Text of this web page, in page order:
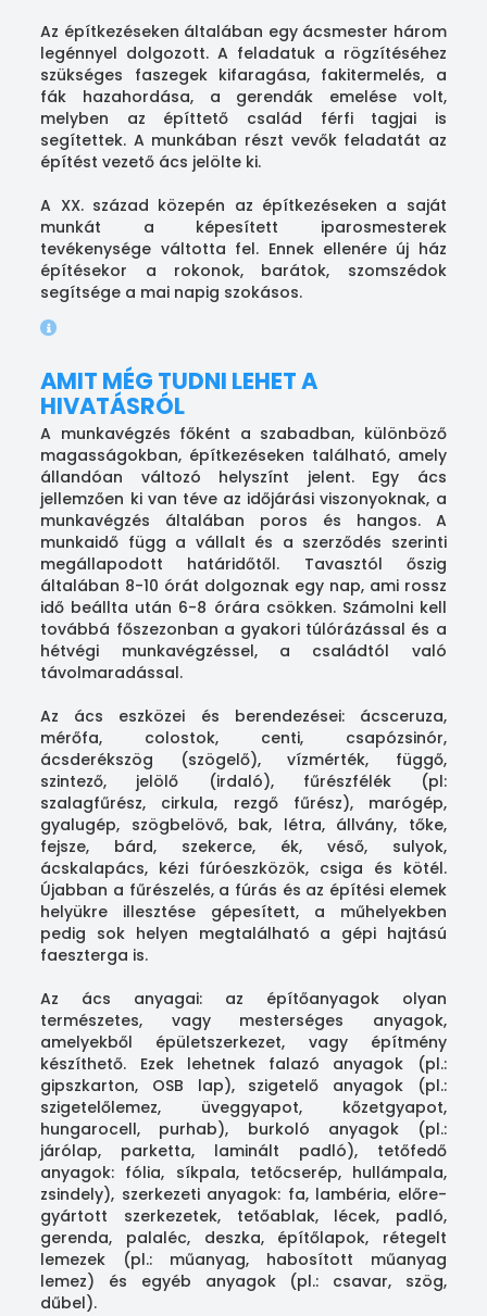
Az építkezéseken általában egy ácsmester három
legénnyel dolgozott. A feladatuk a rögzítéséhez
szükséges faszegek kifaragása, fakitermelés, a
fák hazahordása, a gerendák emelése volt,
melyben az építtető család férfi tagjai is
segítettek. A munkában részt vevők feladatát az
építést vezető ács jelölte ki.
A XX. század közepén az építkezéseken a saját
munkát a képesített iparosmesterek
tevékenysége váltotta fel. Ennek ellenére új ház
építésekor a rokonok, barátok, szomszédok
segítsége a mai napig szokásos.
AMIT MÉG TUDNI LEHET A
HIVATÁSRÓL
A munkavégzés főként a szabadban, különböző
magasságokban, építkezéseken található, amely
állandóan változó helyszínt jelent. Egy ács
jellemzően ki van téve az időjárási viszonyoknak, a
munkavégzés általában poros és hangos. A
munkaidő függ a vállalt és a szerződés szerinti
megállapodott határidőtől. Tavasztól őszig
általában 8-10 órát dolgoznak egy nap, ami rossz
idő beállta után 6-8 órára csökken. Számolni kell
továbbá főszezonban a gyakori túlórázással és a
hétvégi munkavégzéssel, a családtól való
távolmaradással.
Az ács eszközei és berendezései: ácsceruza,
mérőfa, colostok, centi, csapózsinór,
ácsderékszög (szögelő), vízmérték, függő,
szintező, jelölő (irdaló), fűrészfélék (pl:
szalagfűrész, cirkula, rezgő fűrész), marógép,
gyalugép, szögbelövő, bak, létra, állvány, tőke,
fejsze, bárd, szekerce, ék, véső, sulyok,
ácskalapács, kézi fúróeszközök, csiga és kötél.
Újabban a fűrészelés, a fúrás és az építési elemek
helyükre illesztése gépesített, a műhelyekben
pedig sok helyen megtalálható a gépi hajtású
faeszterga is.
Az ács anyagai: az építőanyagok olyan
természetes, vagy mesterséges anyagok,
amelyekből épületszerkezet, vagy építmény
készíthető. Ezek lehetnek falazó anyagok (pl.:
gipszkarton, OSB lap), szigetelő anyagok (pl.:
szigetelőlemez, üveggyapot, kőzetgyapot,
hungarocell, purhab), burkoló anyagok (pl.:
járólap, parketta, laminált padló), tetőfedő
anyagok: fólia, síkpala, tetőcserép, hullámpala,
zsindely), szerkezeti anyagok: fa, lambéria, előre-
gyártott szerkezetek, tetőablak, lécek, padló,
gerenda, palaléc, deszka, építőlapok, rétegelt
lemezek (pl.: műanyag, habosított műanyag
lemez) és egyéb anyagok (pl.: csavar, szög,
dűbel).